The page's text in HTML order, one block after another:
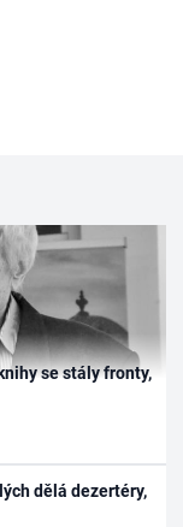
se stály fronty,
dělá dezertéry,